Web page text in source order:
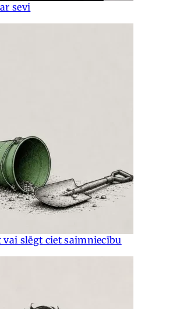
sevi
slēgt ciet saimniecību